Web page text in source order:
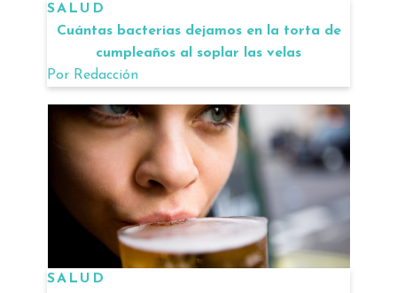
SALUD
Cuántas bacterias dejamos en la torta de
cumpleaños al soplar las velas
Por Redacción
SALUD